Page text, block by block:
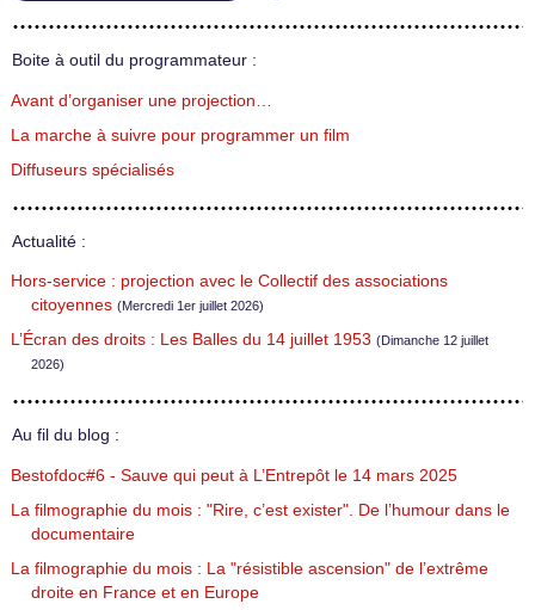
Boite à outil du programmateur :
Avant d’organiser une projection…
La marche à suivre pour programmer un film
Diffuseurs spécialisés
Actualité :
Hors-service : projection avec le Collectif des associations
citoyennes (Mercredi 1er juillet 2026)
L’Écran des droits : Les Balles du 14 juillet 1953 (Dimanche 12 juillet
2026)
Au fil du blog :
Bestofdoc#6 - Sauve qui peut à L’Entrepôt le 14 mars 2025
La filmographie du mois : "Rire, c’est exister". De l’humour dans le
documentaire
La filmographie du mois : La "résistible ascension" de l’extrême
droite en France et en Europe